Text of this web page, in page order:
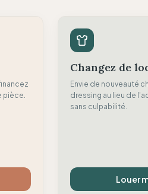
pièce.
Changez de
Envie de nouveauté
dressing au lieu de
sans culpabilité.
Louer